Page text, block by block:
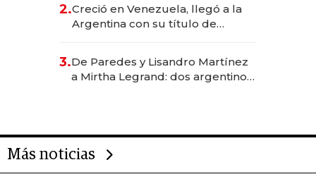
2.Creció en Venezuela, llegó a la
Argentina con su título de
las marcas "fast premium"
3.De Paredes y Lisandro Martínez
a Mirtha Legrand: dos argentinos
Más noticias